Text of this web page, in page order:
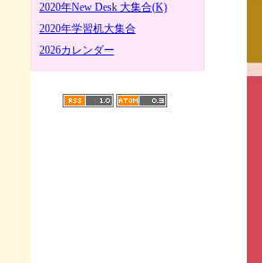
2020年New Desk 大集合(K)
2020年学習机大集合
2026カレンダー